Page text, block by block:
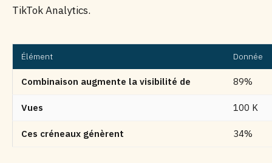
TikTok Analytics.
Élément Donnée
Combinaison augmente la visibilité de 89%
Vues 100 K
Ces créneaux génèrent 34%